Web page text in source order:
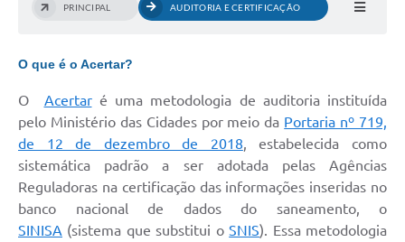
PRINCIPAL AUDITORIA E CERTIFICAÇÃO
O que é o Acertar?
O Acertaré uma metodologia de auditoria instituída
pelo Ministério das Cidades por meio da Portaria nº 719,
de 12 de dezembro de 2018, estabelecida como
sistemática padrão a ser adotada pelas Agências
Reguladoras na certificação das informações inseridas no
banco nacional de dados do saneamento, o
SINISA (sistema que substitui oSNIS). Essa metodologia